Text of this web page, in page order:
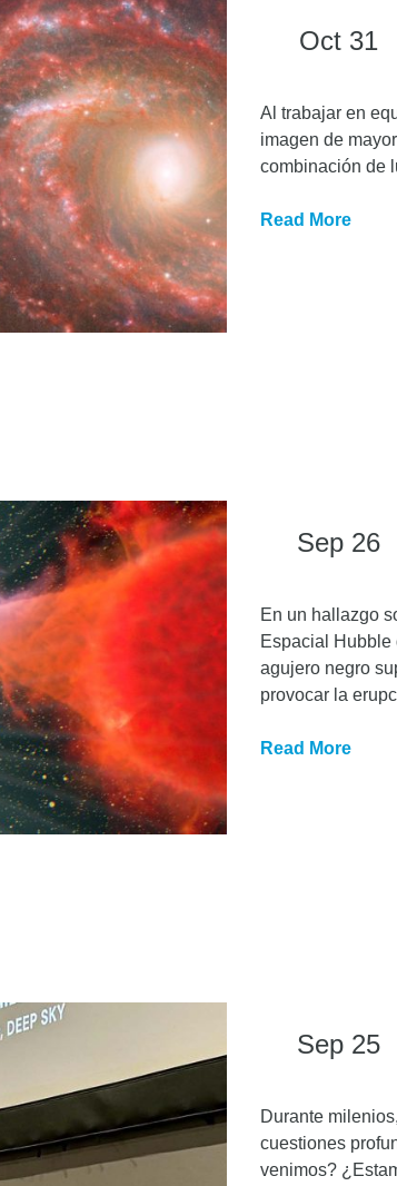
Oct 31
Al trabajar en
imagen de
combinación de
Read More
Sep 26
En un hallazgo
Espacial Hubble
agujero negro
provocar la
Read More
Sep 25
Durante
cuestiones
venimos?